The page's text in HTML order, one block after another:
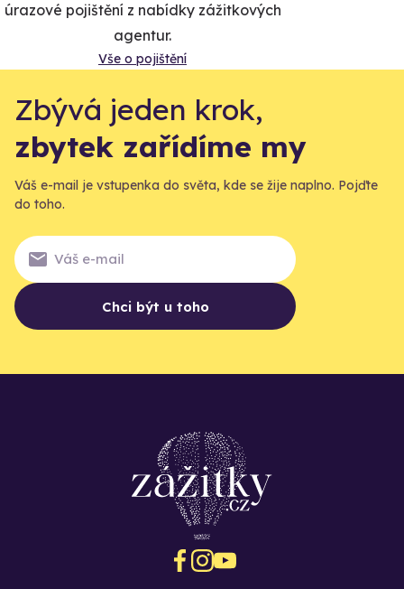
úrazové pojištění z nabídky zážitkových
agentur.
Vše o pojištění
Zbývá jeden krok,
zbytek zařídíme my
Váš e-mail je vstupenka do světa, kde se žije naplno. Pojďte
do toho.
Chci být u toho